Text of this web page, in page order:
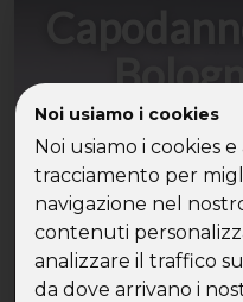
Noi usiamo i cookies
Noi usiamo i cookies
tracciamento per
navigazione nel
contenuti
analizzare il traffico
da dove arrivano i
scegliere
gala
Alla Corte
single nella